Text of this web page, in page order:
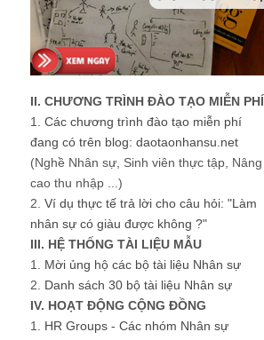
II. CHƯƠNG TRÌNH ĐÀO TẠO MIỄN PHÍ
1. Các chương trình đào tạo miễn phí
đang có trên blog: daotaonhansu.net
(Nghề Nhân sự, Sinh viên thực tập, Nâng
cao thu nhập ...)
2. Ví dụ thực tế trả lời cho câu hỏi: "Làm
nhân sự có giàu được không ?"
III. HỆ THỐNG TÀI LIỆU MẪU
1. Mời ủng hộ các bộ tài liệu Nhân sự
2. Danh sách 30 bộ tài liệu Nhân sự
IV. HOẠT ĐỘNG CỘNG ĐỒNG
1. HR Groups - Các nhóm Nhân sự